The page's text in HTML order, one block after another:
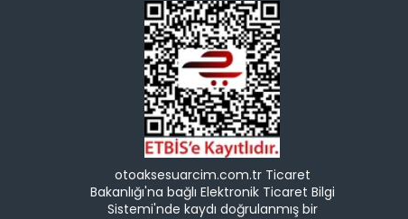
otoaksesuarcim.com.tr Ticaret
Bakanlığı'na bağlı Elektronik Ticaret Bilgi
Sistemi'nde kaydı doğrulanmış bir